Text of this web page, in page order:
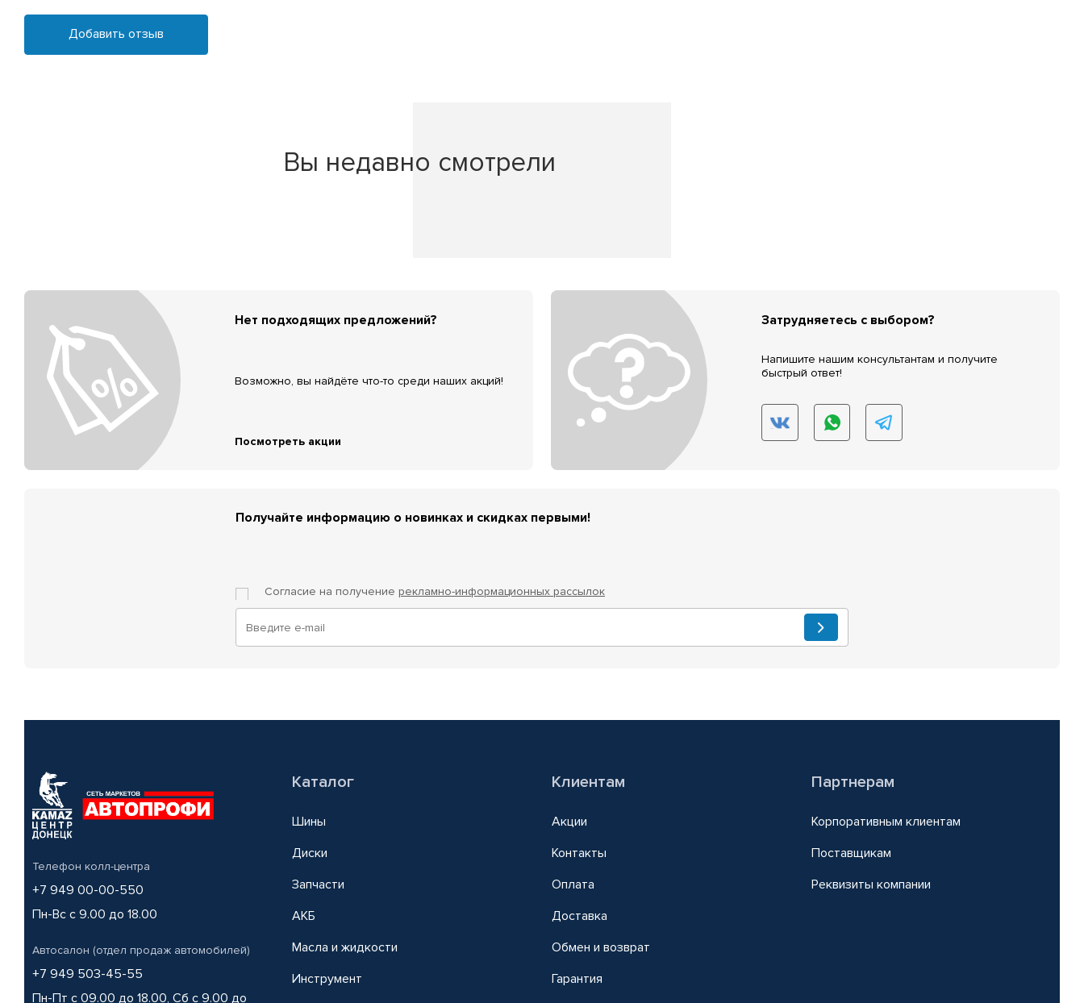
Добавить отзыв
Вы недавно смотрели
Нет подходящих предложений?
Возможно, вы найдёте что-то среди наших акций!
Посмотреть акции
Затрудняетесь с выбором?
Напишите нашим консультантам и получите
быстрый ответ!
Получайте информацию о новинках и скидках первыми!
Согласие на получение рекламно-информационных рассылок
Телефон колл-центра
+7 949 00-00-550
Пн-Вс с 9.00 до 18.00
Автосалон (отдел продаж автомобилей)
+7 949 503-45-55
Пн-Пт с 09.00 до 18.00, Сб с 9.00 до
Каталог
Шины
Диски
Запчасти
АКБ
Масла и жидкости
Инструмент
Клиентам
Акции
Контакты
Оплата
Доставка
Обмен и возврат
Гарантия
Партнерам
Корпоративным клиентам
Поставщикам
Реквизиты компании